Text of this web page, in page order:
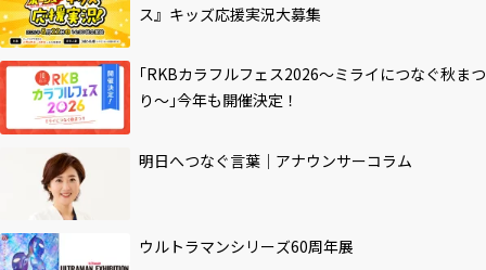
ス』キッズ応援実況大募集
｢RKBカラフルフェス2026～ミライにつなぐ秋まつ
り～｣今年も開催決定！
明日へつなぐ言葉｜アナウンサーコラム
ウルトラマンシリーズ60周年展